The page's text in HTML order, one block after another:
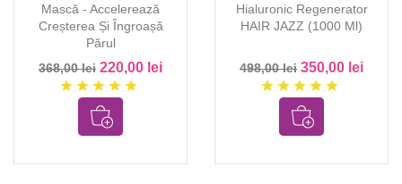
Mască - Accelerează
Creșterea Și Îngroașă
Părul
368,00 lei 220,00 lei
star star star star star
Hialuronic Regenerator
HAIR JAZZ (1000 Ml)
498,00 lei 350,00 lei
star star star star star